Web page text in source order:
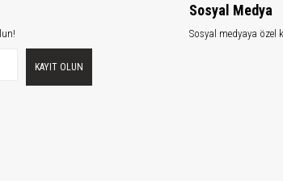
KAYIT OLUN
Sosyal Medya
Sosyal medyaya özel